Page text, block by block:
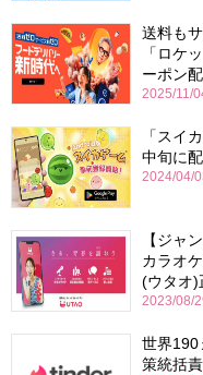
送料も
「ロケ
ーポン
2025/11/
「スイ
中旬に
2024/04/
【ジャ
カラオ
(ウタオ)
2023/08/
世界
策統括